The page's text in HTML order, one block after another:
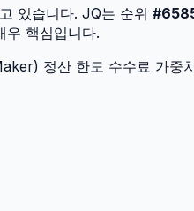
있습니다. JQ는 순위 #
우 핵심입니다.
정산 한도 수수료 가중